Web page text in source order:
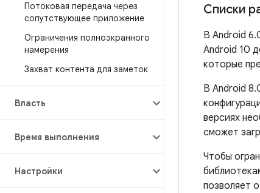
Потоковая передача через
сопутствующее приложение
Ограничения полноэкранного
намерения
Захват контента для заметок
Власть
Время выполнения
Настройки
Списки
В Android
Android 10
которые
В Android
версиях
сможет
Чтобы
позволяет